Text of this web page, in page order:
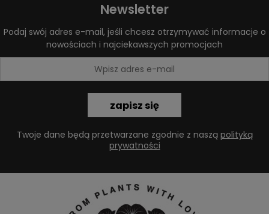
Newsletter
Podaj swój adres e-mail, jeśli chcesz otrzymywać informacje o
nowościach i najciekawszych promocjach
zapisz się
Twoje dane będą przetwarzane zgodnie z naszą polityką
prywatności